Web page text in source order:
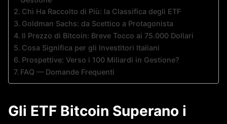
Chi Ha Raccolto di Più: la Classifica degli ETF
Goldman Sachs: da Scettico a Protagonista
Il Prezzo di Bitcoin: Breve Tocco ai 75.000 Dollari
Cosa Significa per gli Investitori Italiani
Prospettive: Verso i 100 Miliardi in Gestione?
FAQ — Domande Frequenti
Gli ETF Bitcoin Superano i